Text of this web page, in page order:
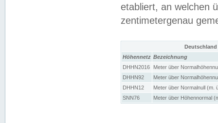
etabliert, an welchen
zentimetergenau
Höhennetz Bezeichnung
DHHN2016
Meter über
DHHN92
Meter über
DHHN12
Meter über Normalnull (m.
SNN76
Meter über Höhennormal